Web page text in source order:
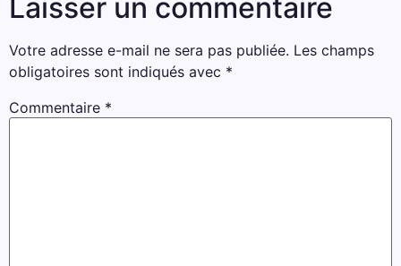
Laisser un commentaire
Votre adresse e-mail ne sera pas publiée. Les champs
obligatoires sont indiqués avec *
Commentaire *